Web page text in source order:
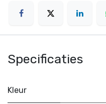
Specificaties
Kleur